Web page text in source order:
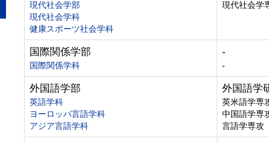
現代社会学部
現代社会学科
健康スポーツ社会学科
現代社会学
国際関係学部
国際関係学科
-
-
外国語学部
英語学科
ヨーロッパ言語学科
アジア言語学科
外国語学
英米語学専
中国語学専
言語学専攻